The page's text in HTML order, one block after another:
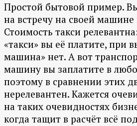
Простой бытовой пример.
на встречу на своей машине
Стоимость такси
«такси» вы её платите, при
машина» нет. А вот
машину вы заплатите в
поэтому в сравнении этих
нерелевантен. Кажется
на таких очевидностях
когда тащит в расчёт всё